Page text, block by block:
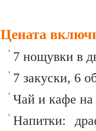
Цената
7 нощувки в
7 закуски, 6
Чай и кафе на
Напитки: